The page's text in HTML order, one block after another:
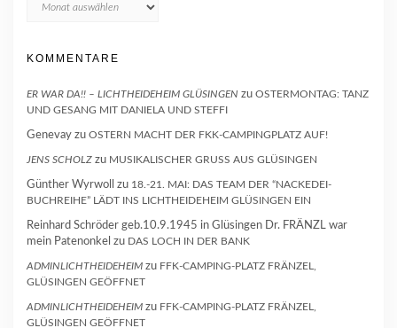
KOMMENTARE
ER WAR DA!! – LICHTHEIDEHEIM GLÜSINGEN zu OSTERMONTAG: TANZ
UND GESANG MIT DANIELA UND STEFFI
Genevay zu OSTERN MACHT DER FKK-CAMPINGPLATZ AUF!
JENS SCHOLZ zu MUSIKALISCHER GRUSS AUS GLÜSINGEN
Günther Wyrwoll zu 18.-21. MAI: DAS TEAM DER “NACKEDEI-
BUCHREIHE” LÄDT INS LICHTHEIDEHEIM GLÜSINGEN EIN
Reinhard Schröder geb.10.9.1945 in Glüsingen Dr. FRÄNZL war
mein Patenonkel zu DAS LOCH IN DER BANK
ADMINLICHTHEIDEHEIM zu FFK-CAMPING-PLATZ FRÄNZEL,
GLÜSINGEN GEÖFFNET
ADMINLICHTHEIDEHEIM zu FFK-CAMPING-PLATZ FRÄNZEL,
GLÜSINGEN GEÖFFNET